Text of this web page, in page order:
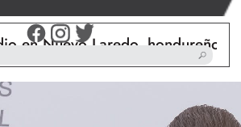
Nuevo Laredo, hondureño